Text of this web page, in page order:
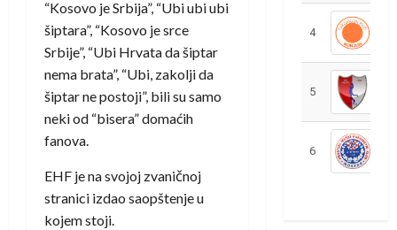
“Kosovo je Srbija”, “Ubi ubi ubi
šiptara”, “Kosovo je srce
Srbije”, “Ubi Hrvata da šiptar
nema brata”, “Ubi, zakolji da
šiptar ne postoji”, bili su samo
neki od “bisera” domaćih
fanova.
EHF je na svojoj zvaničnoj
stranici izdao saopštenje u
kojem stoji.
4
5
6